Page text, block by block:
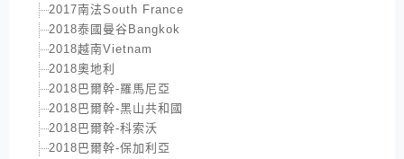
2017南法South France
2018泰國曼谷Bangkok
2018越南Vietnam
2018奧地利
2018巴爾幹-羅馬尼亞
2018巴爾幹-黑山共和國
2018巴爾幹-科索沃
2018巴爾幹-保加利亞